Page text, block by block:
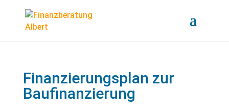
Finanzierungsplan zur
Baufinanzierung